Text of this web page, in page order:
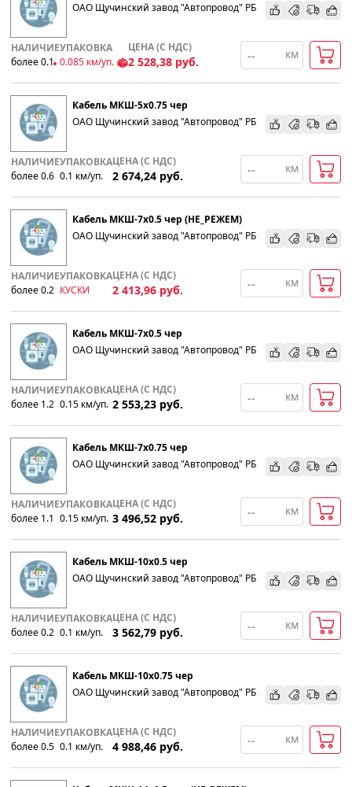
ОАО Щучинский завод "Автопровод" РБ
НАЛИЧИЕ
более 0.1
УПАКОВКА
0.085 км/уп.
ЦЕНА (С НДС)
2 528,38 руб.
км
Кабель МКШ-5х0.75 чер
ОАО Щучинский завод "Автопровод" РБ
НАЛИЧИЕ
более 0.6
УПАКОВКА
0.1 км/уп.
ЦЕНА (С НДС)
2 674,24 руб.
км
Кабель МКШ-7х0.5 чер (НЕ_РЕЖЕМ)
ОАО Щучинский завод "Автопровод" РБ
НАЛИЧИЕ
более 0.2
УПАКОВКА
КУСКИ
ЦЕНА (С НДС)
2 413,96 руб.
км
Кабель МКШ-7х0.5 чер
ОАО Щучинский завод "Автопровод" РБ
НАЛИЧИЕ
более 1.2
УПАКОВКА
0.15 км/уп.
ЦЕНА (С НДС)
2 553,23 руб.
км
Кабель МКШ-7х0.75 чер
ОАО Щучинский завод "Автопровод" РБ
НАЛИЧИЕ
более 1.1
УПАКОВКА
0.15 км/уп.
ЦЕНА (С НДС)
3 496,52 руб.
км
Кабель МКШ-10х0.5 чер
ОАО Щучинский завод "Автопровод" РБ
НАЛИЧИЕ
более 0.2
УПАКОВКА
0.1 км/уп.
ЦЕНА (С НДС)
3 562,79 руб.
км
Кабель МКШ-10х0.75 чер
ОАО Щучинский завод "Автопровод" РБ
НАЛИЧИЕ
более 0.5
УПАКОВКА
0.1 км/уп.
ЦЕНА (С НДС)
4 988,46 руб.
км